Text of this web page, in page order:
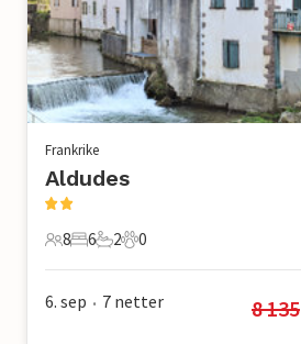
Frankrike
Aldudes
8 Gjester
8
6 Soverom
6
2 Bad
2
0 Kjæledyr
0
6. sep • 7 netter 8 135